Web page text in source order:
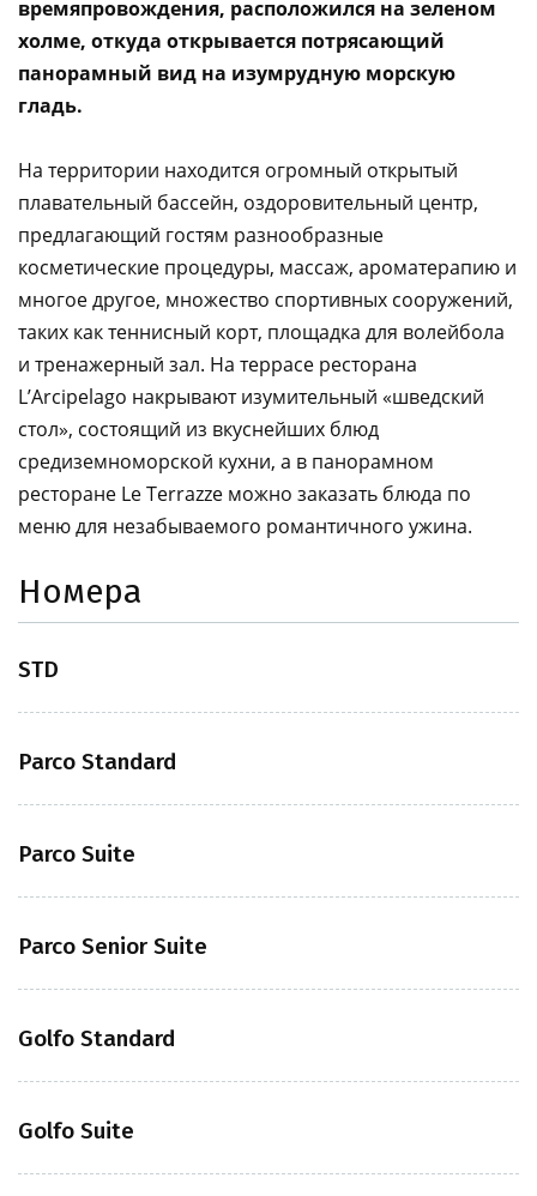
времяпровождения, расположился на зеленом
холме, откуда открывается потрясающий
панорамный вид на изумрудную морскую
гладь.
На территории находится огромный открытый
плавательный бассейн, оздоровительный центр,
предлагающий гостям разнообразные
косметические процедуры, массаж, ароматерапию и
многое другое, множество спортивных сооружений,
таких как теннисный корт, площадка для волейбола
и тренажерный зал. На террасе ресторана
L’Arcipelago накрывают изумительный «шведский
стол», состоящий из вкуснейших блюд
средиземноморской кухни, а в панорамном
ресторане Le Terrazze можно заказать блюда по
меню для незабываемого романтичного ужина.
Номера
STD
Parco Standard
Parco Suite
Parco Senior Suite
Golfo Standard
Golfo Suite